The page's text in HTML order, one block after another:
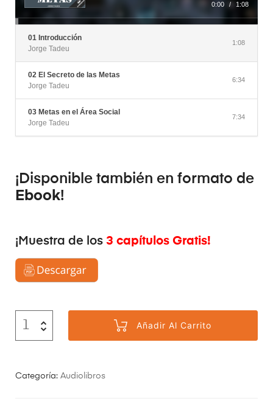
0:00 / 1:08
01 Introducción
Jorge Tadeu
1:08
02 El Secreto de las Metas
Jorge Tadeu
6:34
03 Metas en el Área Social
Jorge Tadeu
7:34
¡Disponible también en formato de
Ebook!
¡Muestra de los 3 capítulos Gratis!
Añadir Al Carrito
Categoría: Audiolibros